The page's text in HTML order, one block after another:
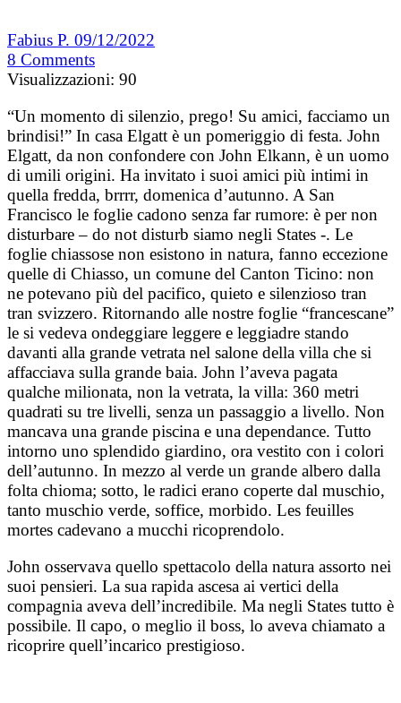
Fabius P. 09/12/2022
8 Comments
Visualizzazioni: 90
“Un momento di silenzio, prego! Su amici, facciamo un
brindisi!” In casa Elgatt è un pomeriggio di festa. John
Elgatt, da non confondere con John Elkann, è un uomo
di umili origini. Ha invitato i suoi amici più intimi in
quella fredda, brrrr, domenica d’autunno. A San
Francisco le foglie cadono senza far rumore: è per non
disturbare – do not disturb siamo negli States -. Le
foglie chiassose non esistono in natura, fanno eccezione
quelle di Chiasso, un comune del Canton Ticino: non
ne potevano più del pacifico, quieto e silenzioso tran
tran svizzero. Ritornando alle nostre foglie “francescane”
le si vedeva ondeggiare leggere e leggiadre stando
davanti alla grande vetrata nel salone della villa che si
affacciava sulla grande baia. John l’aveva pagata
qualche milionata, non la vetrata, la villa: 360 metri
quadrati su tre livelli, senza un passaggio a livello. Non
mancava una grande piscina e una dependance. Tutto
intorno uno splendido giardino, ora vestito con i colori
dell’autunno. In mezzo al verde un grande albero dalla
folta chioma; sotto, le radici erano coperte dal muschio,
tanto muschio verde, soffice, morbido. Les feuilles
mortes cadevano a mucchi ricoprendolo.
John osservava quello spettacolo della natura assorto nei
suoi pensieri. La sua rapida ascesa ai vertici della
compagnia aveva dell’incredibile. Ma negli States tutto è
possibile. Il capo, o meglio il boss, lo aveva chiamato a
ricoprire quell’incarico prestigioso.